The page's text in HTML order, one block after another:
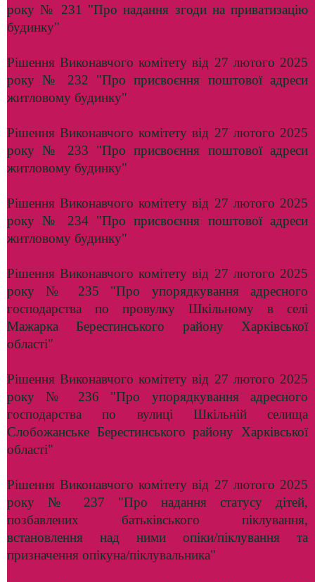
року № 231 "Про надання згоди на приватизацію
будинку"
Рішення Виконавчого комітету від 27 лютого 2025
року № 232 "Про присвоєння поштової адреси
житловому будинку"
Рішення Виконавчого комітету від 27 лютого 2025
року № 233 "Про присвоєння поштової адреси
житловому будинку"
Рішення Виконавчого комітету від 27 лютого 2025
року № 234 "Про присвоєння поштової адреси
житловому будинку"
Рішення Виконавчого комітету від 27 лютого 2025
року № 235 "Про упорядкування адресного
господарства по провулку Шкільному в селі
Мажарка Берестинського району Харківської
області"
Рішення Виконавчого комітету від 27 лютого 2025
року № 236 "Про упорядкування адресного
господарства по вулиці Шкільній селища
Слобожанське Берестинського району Харківської
області"
Рішення Виконавчого комітету від 27 лютого 2025
року № 237 "Про надання статусу дітей,
позбавлених батьківського піклування,
встановлення над ними опіки/піклування та
призначення опікуна/піклувальника"